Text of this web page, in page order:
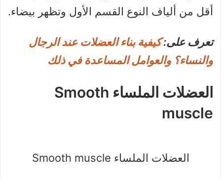
أقل من ألياف النوع القسم الأول وتظهر بيضاء.
تعرف على:كيفية بناء العضلات عند الرجال
والنساء؟ والعوامل المساعدة في ذلك
العضلات الملساء Smooth
muscle
العضلات الملساء Smooth muscle